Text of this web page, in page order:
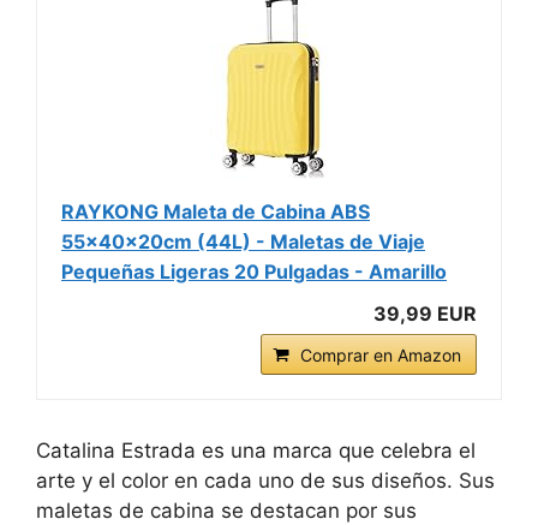
RAYKONG Maleta de Cabina ABS
55x40x20cm (44L) - Maletas de Viaje
Pequeñas Ligeras 20 Pulgadas - Amarillo
39,99 EUR
Comprar en Amazon
Catalina Estrada es una marca que celebra el
arte y el color en cada uno de sus diseños. Sus
maletas de cabina se destacan por sus